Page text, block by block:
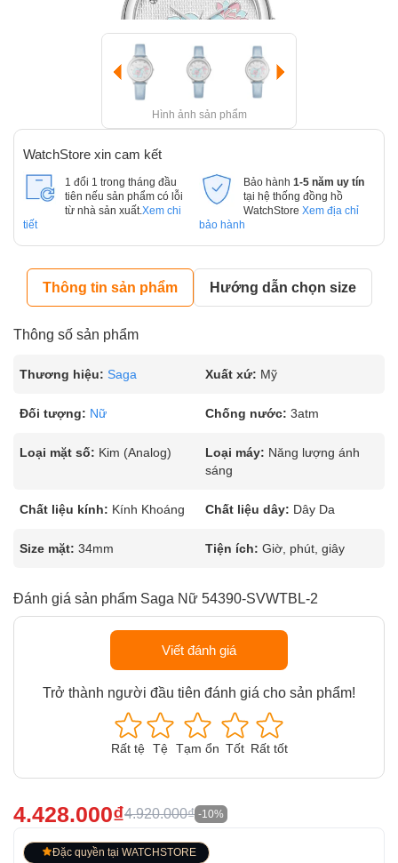
Hình ảnh sản phẩm
WatchStore xin cam kết
1 đổi 1 trong tháng đầu
tiên nếu sản phẩm có lỗi
từ nhà sản xuất. Xem chi
tiết
Bảo hành 1-5 năm uy tín
tại hệ thống đồng hồ
WatchStore Xem địa chỉ
bảo hành
Thông tin sản phẩm Hướng dẫn chọn size
Thông số sản phẩm
Thương hiệu: Saga Xuất xứ: Mỹ
Đối tượng: Nữ Chống nước: 3atm
Loại mặt số: Kim (Analog) Loại máy: Năng lượng ánh
sáng
Chất liệu kính: Kính Khoáng Chất liệu dây: Dây Da
Size mặt: 34mm Tiện ích: Giờ, phút, giây
Đánh giá sản phẩm Saga Nữ 54390-SVWTBL-2
Viết đánh giá
Trở thành người đầu tiên đánh giá cho sản phẩm!
Rất tệ Tệ Tạm ổn Tốt Rất tốt
4.428.000₫4.920.000₫ -10%
Đặc quyền tại WATCHSTORE